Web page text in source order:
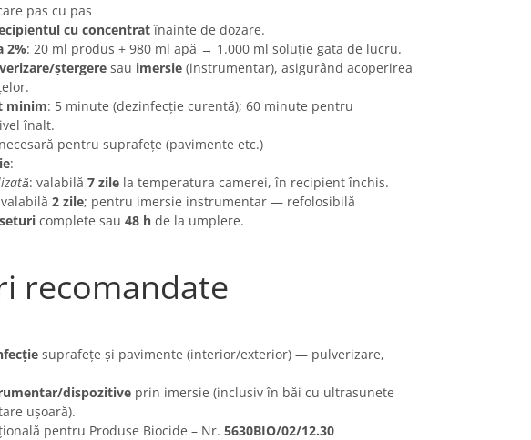
pas cu pas
cu concentratînainte de dozare.
2%: 20 ml produs + 980 ml apă → 1.000 ml soluție gata de lucru.
ștergere sau imersie (instrumentar), asigurând acoperirea
minim: 5 minute (dezinfecție curentă); 60 minute pentru
înalt.
pentru suprafețe (pavimente etc.)
:
: valabilă 7 zile la temperatura camerei, în recipient închis.
2 zile; pentru imersie instrumentar — refolosibilă
complete sau 48 h de la umplere.
recomandate
suprafețe și pavimente (interior/exterior) — pulverizare,
dispozitive prin imersie (inclusiv în băi cu ultrasunete
ușoară).
pentru Produse Biocide – Nr. 5630BIO/02/12.30